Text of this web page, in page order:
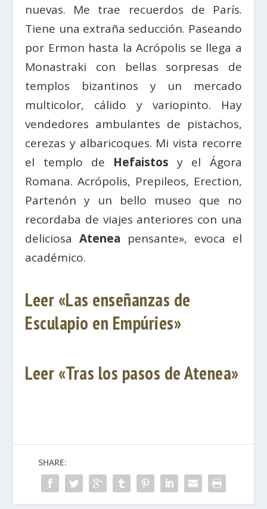
nuevas. Me trae recuerdos de París.
Tiene una extraña seducción. Paseando
por Ermon hasta la Acrópolis se llega a
Monastraki con bellas sorpresas de
templos bizantinos y un mercado
multicolor, cálido y variopinto. Hay
vendedores ambulantes de pistachos,
cerezas y albaricoques. Mi vista recorre
el templo de Hefaistos y el Ágora
Romana. Acrópolis, Prepileos, Erection,
Partenón y un bello museo que no
recordaba de viajes anteriores con una
deliciosaAtenea pensante», evoca el
académico.
Leer «Las enseñanzas de
Esculapio en Empúries»
Leer «Tras los pasos de Atenea»
SHARE: